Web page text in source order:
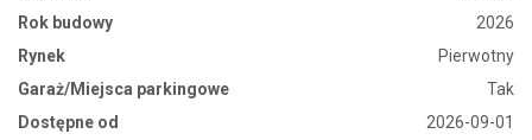
Rok budowy
2026
Rynek
Pierwotny
Garaż/Miejsca parkingowe
Tak
Dostępne od
2026-09-01